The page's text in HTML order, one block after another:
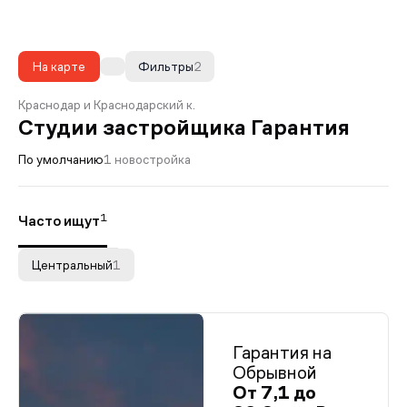
На карте 2
Фильтры
Краснодар и Краснодарский к.
Студии застройщика Гарантия
По умолчанию1 новостройка
Часто ищут1
Центральный1
Гарантия на
Обрывной
От 7,1 до